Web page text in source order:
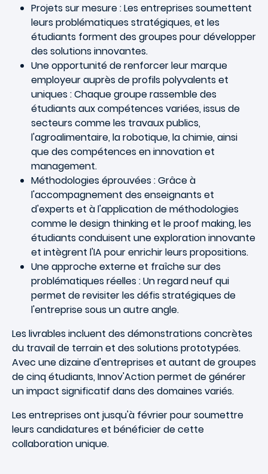
Projets sur mesure : Les entreprises soumettent
leurs problématiques stratégiques, et les
étudiants forment des groupes pour développer
des solutions innovantes.
Une opportunité de renforcer leur marque
employeur auprès de profils polyvalents et
uniques : Chaque groupe rassemble des
étudiants aux compétences variées, issus de
secteurs comme les travaux publics,
l'agroalimentaire, la robotique, la chimie, ainsi
que des compétences en innovation et
management.
Méthodologies éprouvées : Grâce à
l'accompagnement des enseignants et
d'experts et à l'application de méthodologies
comme le design thinking et le proof making, les
étudiants conduisent une exploration innovante
et intègrent l'IA pour enrichir leurs propositions.
Une approche externe et fraîche sur des
problématiques réelles : Un regard neuf qui
permet de revisiter les défis stratégiques de
l'entreprise sous un autre angle.
Les livrables incluent des démonstrations concrètes
du travail de terrain et des solutions prototypées.
Avec une dizaine d'entreprises et autant de groupes
de cinq étudiants, Innov'Action permet de générer
un impact significatif dans des domaines variés.
Les entreprises ont jusqu'à février pour soumettre
leurs candidatures et bénéficier de cette
collaboration unique.